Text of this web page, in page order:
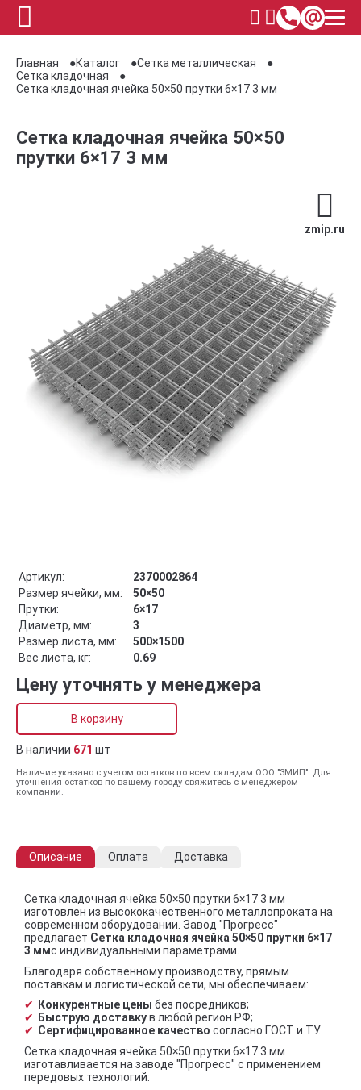
Главная Каталог
Сетка металлическая
Сетка кладочная
Сетка кладочная ячейка 50×50 прутки 6×17 3 мм
Сетка кладочная ячейка 50×50
прутки 6×17 3 мм
zmip.ru
Артикул:
2370002864
Размер ячейки, мм:
50×50
Прутки:
6×17
Диаметр, мм:
3
Размер листа, мм:
500×1500
Вес листа, кг:
0.69
Цену уточнять у менеджера
В корзину
В наличии 671 шт
Наличие указано с учетом остатков по всем складам ООО "ЗМИП". Для
уточнения остатков по вашему городу свяжитесь с менеджером
компании.
Описание Оплата Доставка
Сетка кладочная ячейка 50×50 прутки 6×17 3 мм
изготовлен из высококачественного металлопроката на
современном оборудовании. Завод "Прогресс"
предлагает Сетка кладочная ячейка 50×50 прутки 6×17
3 ммс индивидуальными параметрами.
Благодаря собственному производству, прямым
поставкам и логистической сети, мы обеспечиваем:
Конкурентные цены без посредников;
Быструю доставкув любой регион РФ;
Сертифицированное качество согласно ГОСТ и ТУ.
Сетка кладочная ячейка 50×50 прутки 6×17 3 мм
изготавливается на заводе "Прогресс" с применением
передовых технологий: